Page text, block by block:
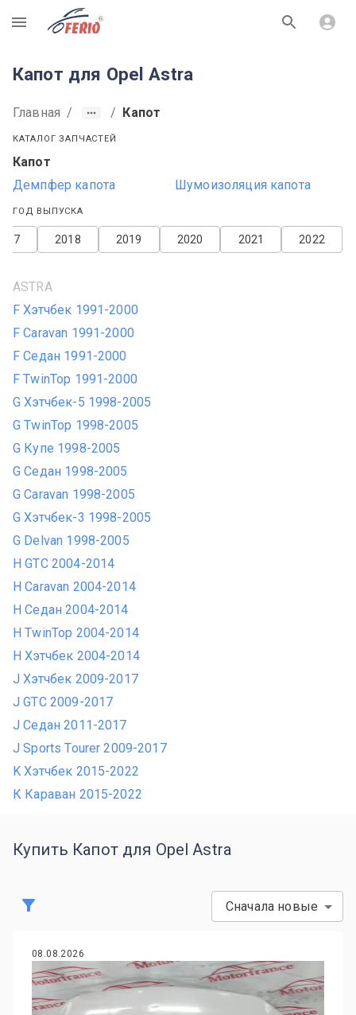
R
Капот для Opel Astra
Главная / / Капот
КАТАЛОГ ЗАПЧАСТЕЙ
Капот
Демпфер капота
Шумоизоляция капота
ГОД ВЫПУСКА
2022
2021
2020
2019
2018
ASTRA
F Хэтчбек 1991-2000
F Caravan 1991-2000
F Седан 1991-2000
F TwinTop 1991-2000
G Хэтчбек-5 1998-2005
G TwinTop 1998-2005
G Купе 1998-2005
G Седан 1998-2005
G Caravan 1998-2005
G Хэтчбек-3 1998-2005
G Delvan 1998-2005
H GTC 2004-2014
H Caravan 2004-2014
H Седан 2004-2014
H TwinTop 2004-2014
H Хэтчбек 2004-2014
J Хэтчбек 2009-2017
J GTC 2009-2017
J Седан 2011-2017
J Sports Tourer 2009-2017
K Хэтчбек 2015-2022
К Караван 2015-2022
Купить Капот для Opel Astra
Сначала новые
08.08.2026